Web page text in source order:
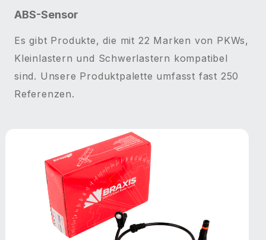
ABS-Sensor
Es gibt Produkte, die mit 22 Marken von PKWs,
Kleinlastern und Schwerlastern kompatibel
sind. Unsere Produktpalette umfasst fast 250
Referenzen.